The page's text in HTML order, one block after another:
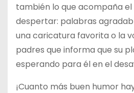
también lo que acompaña
despertar: palabras
una caricatura favorita o la
padres que informa que su
esperando para él en el
¡Cuanto más buen humor